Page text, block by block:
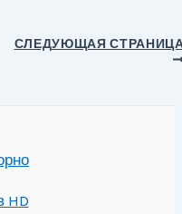
СЛЕДУЮЩАЯ
HD